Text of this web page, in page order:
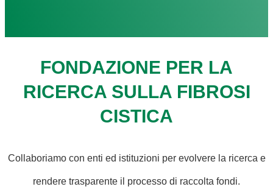
FONDAZIONE PER LA
RICERCA SULLA FIBROSI
CISTICA
Collaboriamo con enti ed istituzioni per evolvere la ricerca e
rendere trasparente il processo di raccolta fondi.